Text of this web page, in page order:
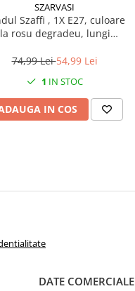
SZARVASI
Szaffi , 1X E27, culoare
rosu degradeu, lungime
74,99 Lei54,99 Lei
1 IN STOC
IN COS
DATE COMERCIALE